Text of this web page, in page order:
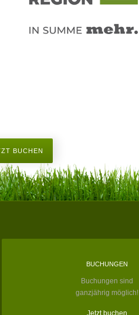
BUCHEN
BUCHUNGEN
Buchungen sind
ganzjährig möglich!
Jetzt buchen